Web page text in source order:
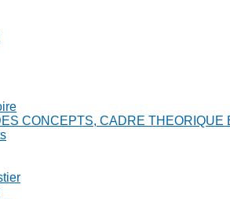
CONCEPTS, CADRE THEORIQUE